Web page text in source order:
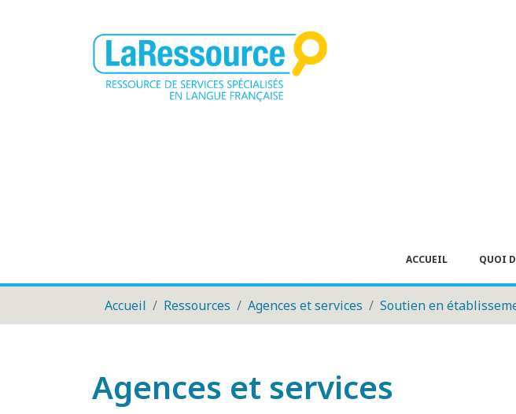
ACCUEIL QUOI
Accueil Ressources Agences et services Soutien en
Agences et services